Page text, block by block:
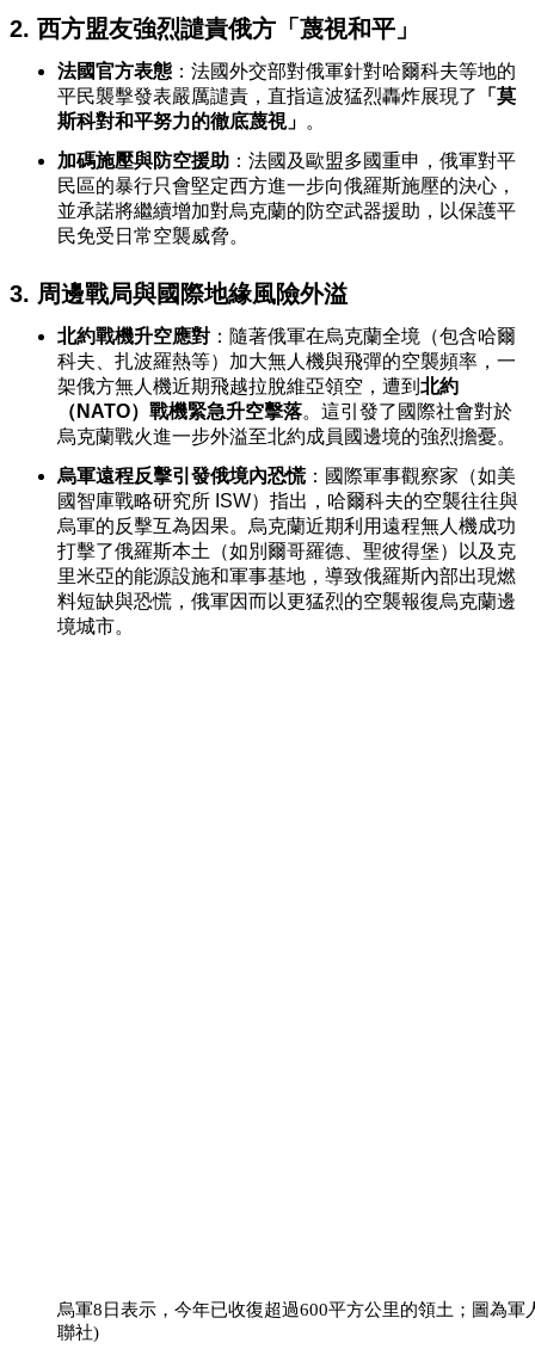
2. 西方盟友強烈譴責俄方「蔑視和平」
法國官方表態 ：法國外交部對俄軍針對哈爾科夫等地的
平民襲擊發表嚴厲譴責，直指這波猛烈轟炸展現了
「莫
斯科對和平努力的徹底蔑視」 。
加碼施壓與防空援助 ：法國及歐盟多國重申，俄軍對平
民區的暴行只會堅定西方進一步向俄羅斯施壓的決心，
並承諾將繼續增加對烏克蘭的防空武器援助，以保護平
民免受日常空襲威脅。
3. 周邊戰局與國際地緣風險外溢
北約戰機升空應對 ：隨著俄軍在烏克蘭全境（包含哈爾
科夫、扎波羅熱等）加大無人機與飛彈的空襲頻率，一
架俄方無人機近期飛越拉脫維亞領空，遭到 北約
（NATO）戰機緊急升空擊落。這引發了國際社會對於
烏克蘭戰火進一步外溢至北約成員國邊境的強烈擔憂。
烏軍遠程反擊引發俄境內恐慌 ：國際軍事觀察家（如美
國智庫戰略研究所 ISW）指出，哈爾科夫的空襲往往與
烏軍的反擊互為因果。烏克蘭近期利用遠程無人機成功
打擊了俄羅斯本土（如別爾哥羅德、聖彼得堡）以及克
里米亞的能源設施和軍事基地，導致俄羅斯內部出現燃
料短缺與恐慌，俄軍因而以更猛烈的空襲報復烏克蘭邊
境城市。
烏軍8日表示，今年已收復超過600平方公里的領土；圖為
聯社)